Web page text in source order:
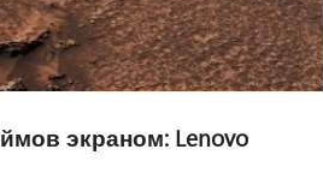
экраном: Lenovo